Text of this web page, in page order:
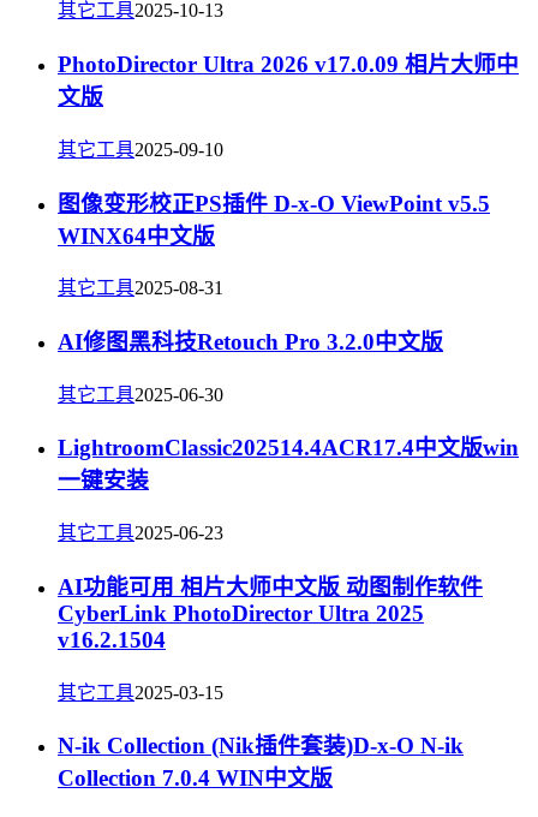
其它工具2025-10-13
PhotoDirector Ultra 2026 v17.0.09 相片大师中
文版
其它工具2025-09-10
图像变形校正PS插件 D-x-O ViewPoint v5.5
WINX64中文版
其它工具2025-08-31
AI修图黑科技Retouch Pro 3.2.0中文版
其它工具2025-06-30
LightroomClassic202514.4ACR17.4中文版win
一键安装
其它工具2025-06-23
AI功能可用 相片大师中文版 动图制作软件
CyberLink PhotoDirector Ultra 2025
v16.2.1504
其它工具2025-03-15
N-ik Collection (Nik插件套装)D-x-O N-ik
Collection 7.0.4 WIN中文版